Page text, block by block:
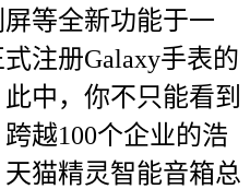
等全新功能于一
注册Galaxy手表的
中，你不只能看到
越100个企业的浩
猫精灵智能音箱总